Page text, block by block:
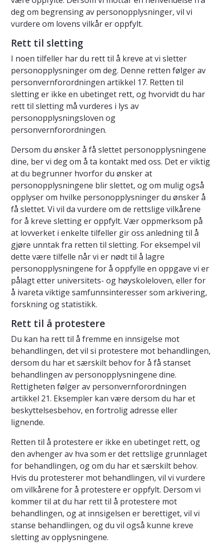
deg om begrensing av personopplysninger, vil vi
vurdere om lovens vilkår er oppfylt.
Rett til sletting
I noen tilfeller har du rett til å kreve at vi sletter
personopplysninger om deg. Denne retten følger av
personvernforordningen artikkel 17. Retten til
sletting er ikke en ubetinget rett, og hvorvidt du har
rett til sletting må vurderes i lys av
personopplysningsloven og
personvernforordningen.
Dersom du ønsker å få slettet personopplysningene
dine, ber vi deg om å ta kontakt med oss. Det er viktig
at du begrunner hvorfor du ønsker at
personopplysningene blir slettet, og om mulig også
opplyser om hvilke personopplysninger du ønsker å
få slettet. Vi vil da vurdere om de rettslige vilkårene
for å kreve sletting er oppfylt. Vær oppmerksom på
at lovverket i enkelte tilfeller gir oss anledning til å
gjøre unntak fra retten til sletting. For eksempel vil
dette være tilfelle når vi er nødt til å lagre
personopplysningene for å oppfylle en oppgave vi er
pålagt etter universitets- og høyskoleloven, eller for
å ivareta viktige samfunnsinteresser som arkivering,
forskning og statistikk.
Rett til å protestere
Du kan ha rett til å fremme en innsigelse mot
behandlingen, det vil si protestere mot behandlingen,
dersom du har et særskilt behov for å få stanset
behandlingen av personopplysningene dine.
Rettigheten følger av personvernforordningen
artikkel 21. Eksempler kan være dersom du har et
beskyttelsesbehov, en fortrolig adresse eller
lignende.
Retten til å protestere er ikke en ubetinget rett, og
den avhenger av hva som er det rettslige grunnlaget
for behandlingen, og om du har et særskilt behov.
Hvis du protesterer mot behandlingen, vil vi vurdere
om vilkårene for å protestere er oppfylt. Dersom vi
kommer til at du har rett til å protestere mot
behandlingen, og at innsigelsen er berettiget, vil vi
stanse behandlingen, og du vil også kunne kreve
sletting av opplysningene.